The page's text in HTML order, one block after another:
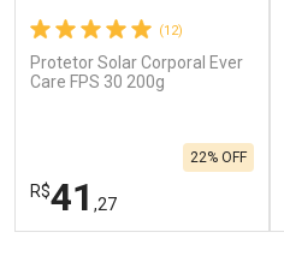
(12)
Protetor Solar Corporal Ever
Care FPS 30 200g
R$41 ,27
22% OFF